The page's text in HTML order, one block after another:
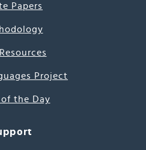
Papers
Project
the Day